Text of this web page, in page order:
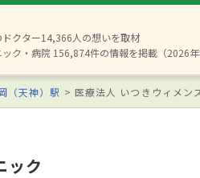
ドクター14,366人の想いを取材
ック・病院 156,874件の情報を掲載（2026年
（天神）駅 医療法人 いつきウィメン
ック